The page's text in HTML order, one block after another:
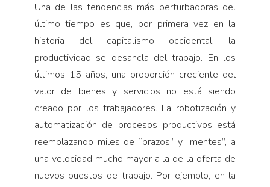
Una de las tendencias más perturbadoras del
último tiempo es que, por primera vez en la
historia del capitalismo occidental, la
productividad se desancla del trabajo. En los
últimos 15 años, una proporción creciente del
valor de bienes y servicios no está siendo
creado por los trabajadores. La robotización y
automatización de procesos productivos está
reemplazando miles de “brazos” y “mentes”, a
una velocidad mucho mayor a la de la oferta de
nuevos puestos de trabajo. Por ejemplo, en la